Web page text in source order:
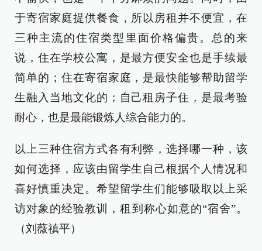
于寄宿家庭提供餐食，所以房租并不便宜，在
三种主流的住宿类型里面价格偏贵。总的来
说，住在学校公寓，是最方便安全也是手续最
简单的；住在寄宿家庭，是最快能够帮助留学
生融入当地文化的；自己租房子住，是最考验
耐心，也是最能锻炼人综合能力的。
以上三种住宿方式各有利弊，选择哪一种，该
如何选择，应该由留学生自己根据个人情况和
喜好慎重决定。希望留学生们能够吸取以上采
访对象的经验教训，租到称心如意的“宿舍”。
（刘薇禛平）